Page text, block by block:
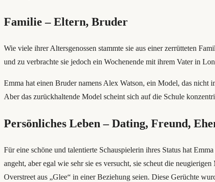
Familie – Eltern, Bruder
Wie viele ihrer Altersgenossen stammte sie aus einer zerrütteten
und zu verbrachte sie jedoch ein Wochenende mit ihrem Vater in
Emma hat einen Bruder namens Alex Watson, ein Model, das nicht
Aber das zurückhaltende Model scheint sich auf die Schule
Persönliches Leben – Dating, Freund,
Für eine schöne und talentierte Schauspielerin ihres Status hat
angeht, aber egal wie sehr sie es versucht, sie scheut die
Overstreet aus „Glee“ in einer Beziehung seien. Diese Gerüchte